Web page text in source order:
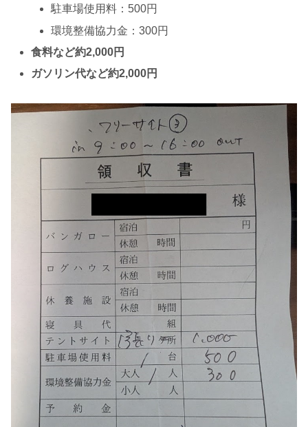
駐車場使用料：500円
環境整備協力金：300円
食料など約2,000円
ガソリン代など約2,000円